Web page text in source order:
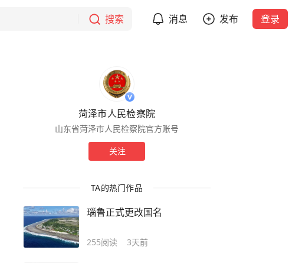
搜索 消息 发布 登录
菏泽市人民检察院
山东省菏泽市人民检察院官方账号
关注
TA的热门作品
瑙鲁正式更改国名
255阅读 3天前